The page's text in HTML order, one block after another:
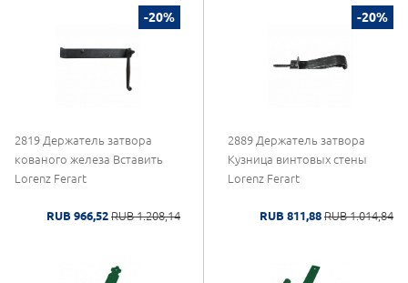
-20%
2819 Держатель затвора
кованого железа Вставить
Lorenz Ferart
RUB 966,52 RUB 1.208,14
-20%
2889 Держатель затвора
Кузница винтовых стены
Lorenz Ferart
RUB 811,88 RUB 1.014,84